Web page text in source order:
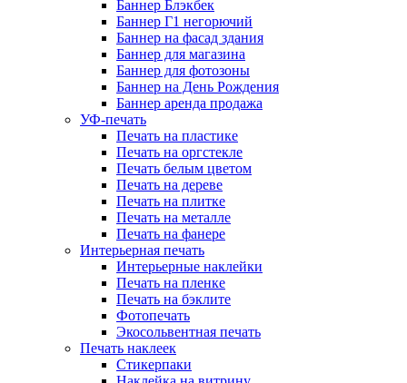
Баннер Блэкбек
Баннер Г1 негорючий
Баннер на фасад здания
Баннер для магазина
Баннер для фотозоны
Баннер на День Рождения
Баннер аренда продажа
УФ-печать
Печать на пластике
Печать на оргстекле
Печать белым цветом
Печать на дереве
Печать на плитке
Печать на металле
Печать на фанере
Интерьерная печать
Интерьерные наклейки
Печать на пленке
Печать на бэклите
Фотопечать
Экосольвентная печать
Печать наклеек
Стикерпаки